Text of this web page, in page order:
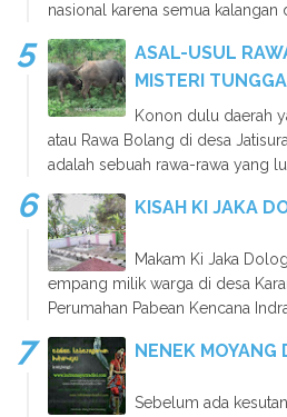
nasional karena semua kalangan
ASAL-USUL
MISTERI
Konon dulu daerah
atau Rawa Bolang di desa
adalah sebuah rawa-rawa yang
KISAH KI JAKA
Makam Ki Jaka
empang milik warga di desa
Perumahan Pabean Kencana
NENEK MOYANG
Sebelum ada